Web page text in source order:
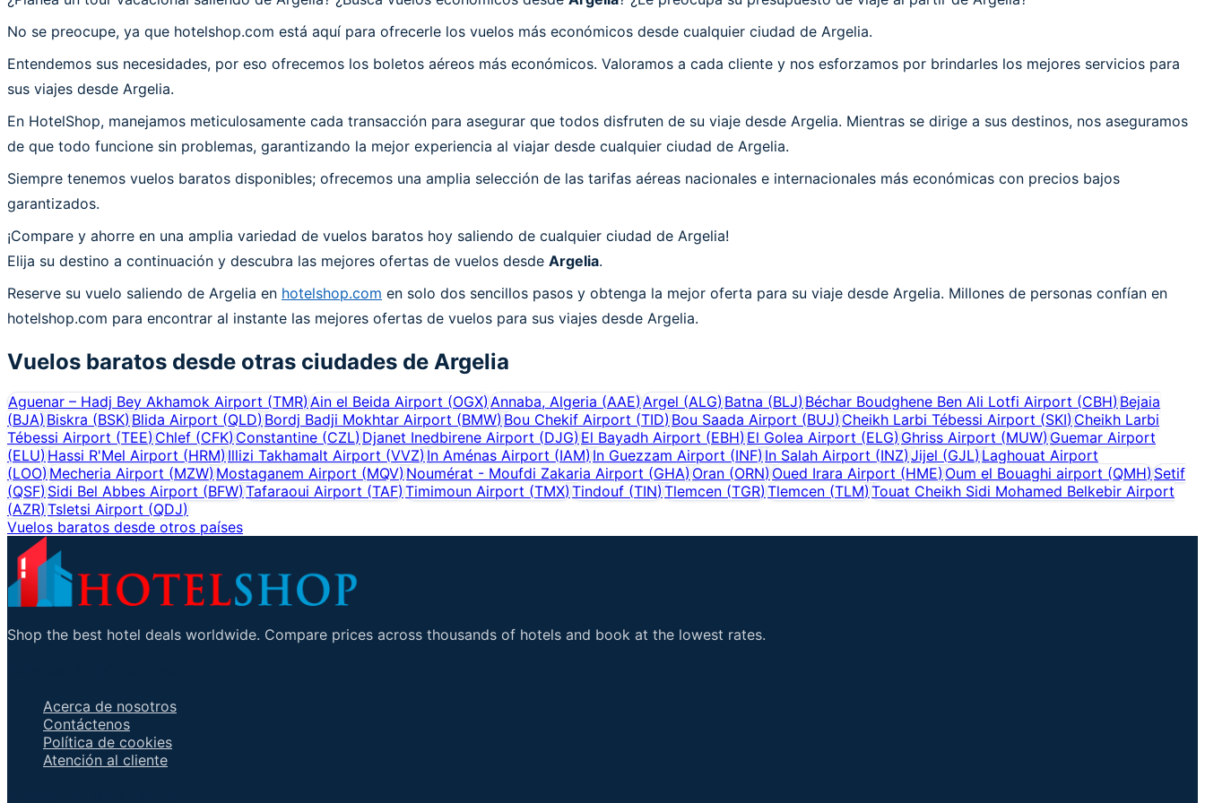
No se preocupe, ya que hotelshop.com está aquí para ofrecerle los vuelos más económicos desde cualquier ciudad de Argelia.
Entendemos sus necesidades, por eso ofrecemos los boletos aéreos más económicos. Valoramos a cada cliente y nos esforzamos por brindarles los mejores servicios para
sus viajes desde Argelia.
En HotelShop, manejamos meticulosamente cada transacción para asegurar que todos disfruten de su viaje desde Argelia. Mientras se dirige a sus destinos, nos aseguramos
de que todo funcione sin problemas, garantizando la mejor experiencia al viajar desde cualquier ciudad de Argelia.
Siempre tenemos vuelos baratos disponibles; ofrecemos una amplia selección de las tarifas aéreas nacionales e internacionales más económicas con precios bajos
garantizados.
¡Compare y ahorre en una amplia variedad de vuelos baratos hoy saliendo de cualquier ciudad de Argelia!
Elija su destino a continuación y descubra las mejores ofertas de vuelos desde Argelia.
Reserve su vuelo saliendo de Argelia en hotelshop.com en solo dos sencillos pasos y obtenga la mejor oferta para su viaje desde Argelia. Millones de personas confían en
hotelshop.com para encontrar al instante las mejores ofertas de vuelos para sus viajes desde Argelia.
Vuelos baratos desde otras ciudades de Argelia
Aguenar – Hadj Bey Akhamok Airport (TMR)Ain el Beida Airport (OGX)Annaba, Algeria (AAE)Argel (ALG)Batna (BLJ)Béchar Boudghene Ben Ali Lotfi Airport (CBH)Bejaia
(BJA)Biskra (BSK) Blida Airport (QLD) Bordj Badji Mokhtar Airport (BMW) Bou Chekif Airport (TID) Bou Saada Airport (BUJ) Cheikh Larbi Tébessi Airport (SKI) Cheikh Larbi
Tébessi Airport (TEE)Chlef (CFK) Constantine (CZL) Djanet Inedbirene Airport (DJG) El Bayadh Airport (EBH) El Golea Airport (ELG) Ghriss Airport (MUW) Guemar Airport
(ELU)Hassi R'Mel Airport (HRM) Illizi Takhamalt Airport (VVZ) In Aménas Airport (IAM) In Guezzam Airport (INF) In Salah Airport (INZ) Jijel (GJL) Laghouat Airport
(LOO)Mecheria Airport (MZW) Mostaganem Airport (MQV) Noumérat - Moufdi Zakaria Airport (GHA) Oran (ORN) Oued Irara Airport (HME) Oum el Bouaghi airport (QMH)Setif
(QSF)Sidi Bel Abbes Airport (BFW) Tafaraoui Airport (TAF)Timimoun Airport (TMX) Tindouf (TIN) Tlemcen (TGR) Tlemcen (TLM) Touat Cheikh Sidi Mohamed Belkebir Airport
(AZR)Tsletsi Airport (QDJ)
Vuelos baratos desde otros países
Shop the best hotel deals worldwide. Compare prices across thousands of hotels and book at the lowest rates.
Acerca de nosotros
Contáctenos
Política de cookies
Atención al cliente